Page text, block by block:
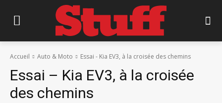
Accueil Auto & Moto Essai - Kia EV3, à la croisée des chemins
Essai – Kia EV3, à la croisée
des chemins